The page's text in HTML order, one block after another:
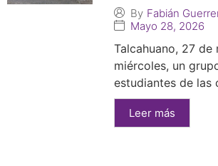
By Fabián
Mayo 28, 2026
Talcahuano, 27 de
miércoles, un
estudiantes de las
Leer más